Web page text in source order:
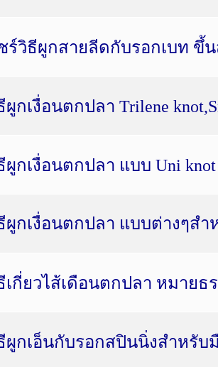
ร์วิธีผูกสายลีดกับรอกเบท ขึ้
ผูกเงื่อนตกปลา Trilene
ผูกเงื่อนตกปลา แบบ Uni
ผูกเงื่อนตกปลา แบบต่างๆส
เกี่ยวไส้เดือนตกปลา หมาย
ผูกเอ็นกับรอกสปินนิ่งสำหรั